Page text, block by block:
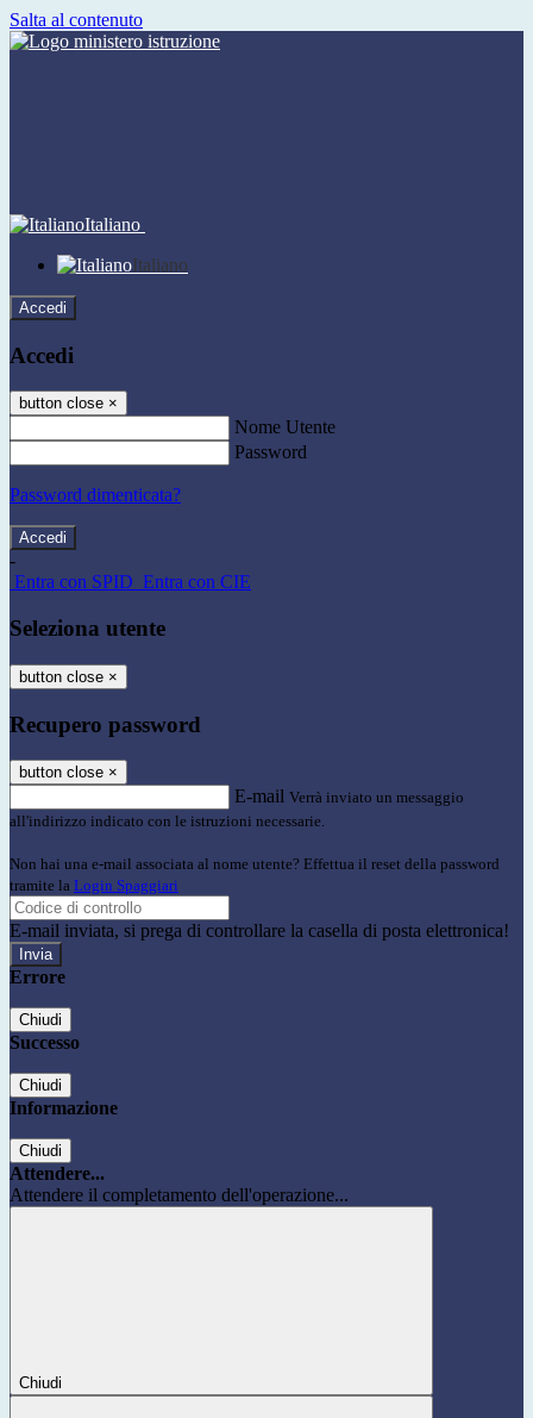
Salta al contenuto
Italiano
Italiano
Accedi
Accedi
button close ×
Nome Utente
Password
Password dimenticata?
-
Entra con SPID Entra con CIE
Seleziona utente
button close ×
Recupero password
button close ×
E-mail Verrà inviato un messaggio
all'indirizzo indicato con le istruzioni necessarie.
Non hai una e-mail associata al nome utente? Effettua il reset della password
tramite la Login Spaggiari
E-mail inviata, si prega di controllare la casella di posta elettronica!
Errore
Chiudi
Successo
Chiudi
Informazione
Chiudi
Attendere...
Attendere il completamento dell'operazione...
Chiudi